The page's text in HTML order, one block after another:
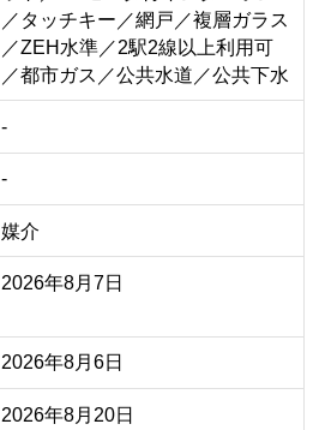
／タッチキー／網戸／複層ガラス
／ZEH水準／2駅2線以上利用可
／都市ガス／公共水道／公共下水
-
-
媒介
2026年8月7日
2026年8月6日
2026年8月20日